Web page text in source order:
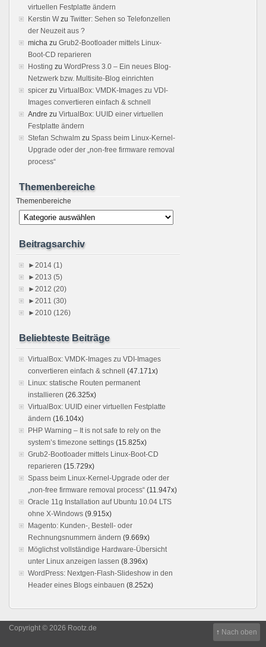
virtuellen Festplatte ändern
Kerstin Wzu Twitter: Sehen so Telefonzellen
der Neuzeit aus ?
micha zu Grub2-Bootloader mittels Linux-
Boot-CD reparieren
Hosting zu WordPress 3.0 – Ein neues Blog-
Netzwerk bzw. Multisite-Blog einrichten
spicer zu VirtualBox: VMDK-Images zu VDI-
Images convertieren einfach & schnell
Andre zu VirtualBox: UUID einer virtuellen
Festplatte ändern
Stefan Schwalm zu Spass beim Linux-Kernel-
Upgrade oder der „non-free firmware removal
process“
Themenbereiche
Themenbereiche
Beitragsarchiv
► 2014 (1)
► 2013 (5)
► 2012 (20)
► 2011 (30)
► 2010 (126)
Beliebteste Beiträge
VirtualBox: VMDK-Images zu VDI-Images
convertieren einfach & schnell (47.171x)
Linux: statische Routen permanent
installieren (26.325x)
VirtualBox: UUID einer virtuellen Festplatte
ändern (16.104x)
PHP Warning – It is not safe to rely on the
system’s timezone settings (15.825x)
Grub2-Bootloader mittels Linux-Boot-CD
reparieren (15.729x)
Spass beim Linux-Kernel-Upgrade oder der
„non-free firmware removal process“ (11.947x)
Oracle 11g Installation auf Ubuntu 10.04 LTS
ohne X-Windows (9.915x)
Magento: Kunden-, Bestell- oder
Rechnungsnummern ändern (9.669x)
Möglichst vollständige Hardware-Übersicht
unter Linux anzeigen lassen (8.396x)
WordPress: Nextgen-Flash-Slideshow in den
Header eines Blogs einbauen (8.252x)
Copyright © 2026 Rootz.de
↑ Nach oben